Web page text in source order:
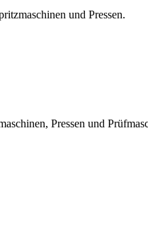
und Pressen.
Pressen und